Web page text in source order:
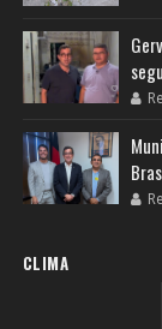
CLIMA